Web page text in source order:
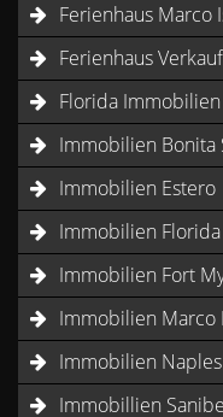
Ferienhaus Marco
Ferienhaus
Florida Immobilien
Immobilien Bonita
Immobilien Estero
Immobilien Florida
Immobilien Fort
Immobilien Marco
Immobilien Naples
Immobillien